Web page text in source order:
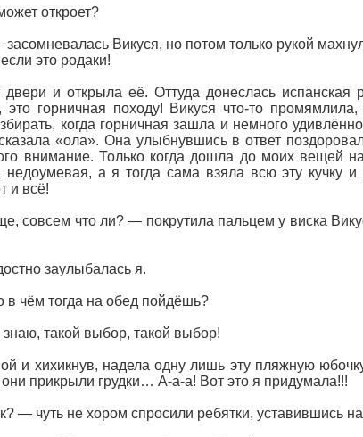
откроет?
Викуся, но потом только рукой
это родаки!
и открыла её. Оттуда донеслась испанская
это горничная походу! Викуся что-то
когда горничная зашла и немного
«ола». Она улыбнувшись в ответ
внимание. Только когда дошла до моих вещей
недоумевая, а я тогда сама взяла всю эту
и всё!
совсем что ли? — покрутила пальцем у виска
заулыбалась я.
чём тогда на обед пойдёшь?
такой выбор, такой выбор!
и хихикнув, надела одну лишь эту пляжную
прикрыли грудки… А-а-а! Вот это я придумала!!!
— чуть не хором спросили ребятки, уставившись